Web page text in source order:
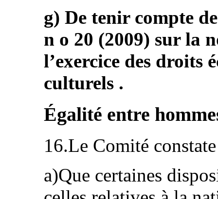
g) De tenir compte
n o 20 (2009) sur la
l’exercice des droits
culturels .
Égalité entre
16.Le Comité
a)Que certaines